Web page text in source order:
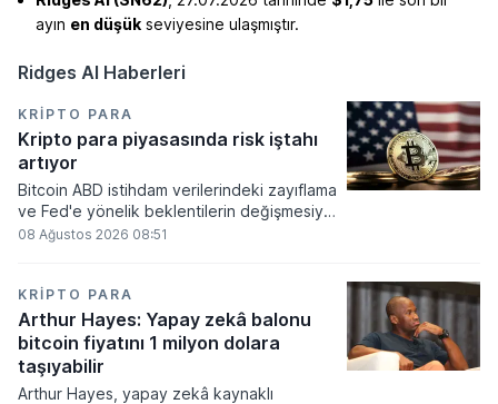
ayın en düşük seviyesine ulaşmıştır.
Ridges AI Haberleri
KRIPTO PARA
Kripto para piyasasında risk iştahı
artıyor
Bitcoin ABD istihdam verilerindeki zayıflama
ve Fed'e yönelik beklentilerin değişmesiyle
haftayı yükselişle kapattı. Kripto para
açıklanacak enflasyon rakamlarına ve
küresel gelişmelere çevrildi.
08 Ağustos 2026 08:51
KRIPTO PARA
Arthur Hayes: Yapay zekâ balonu
bitcoin fiyatını 1 milyon dolara
taşıyabilir
Arthur Hayes, yapay zekâ kaynaklı